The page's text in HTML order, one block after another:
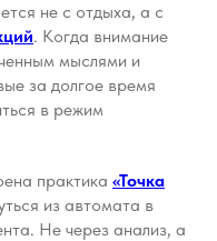
не с отдыха, а с
. Когда внимание
мыслями и
за долгое время
в режим
практика «Точка
из автомата в
Не через анализ, а